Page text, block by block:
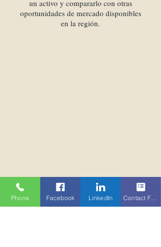
un activo y compararlo con otras
oportunidades de mercado disponibles
en la región.
Phone Facebook LinkedIn Contact Form